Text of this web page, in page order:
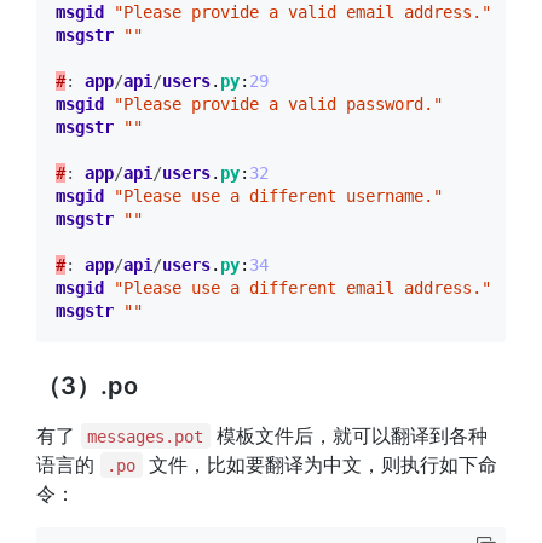
msgid
"Please provide a valid email address."
msgstr
""
#: app/api /users. py: 29
msgid
"Please provide a valid password."
msgstr
""
#: app/api /users. py: 32
msgid
"Please use a different username."
msgstr
""
#: app/api /users. py: 34
msgid
"Please use a different email address."
msgstr
""
（3）.po
有了 messages.pot
模板文件后，就可以翻译到各种
语言的
.po
文件，比如要翻译为中文，则执行如下命
令：